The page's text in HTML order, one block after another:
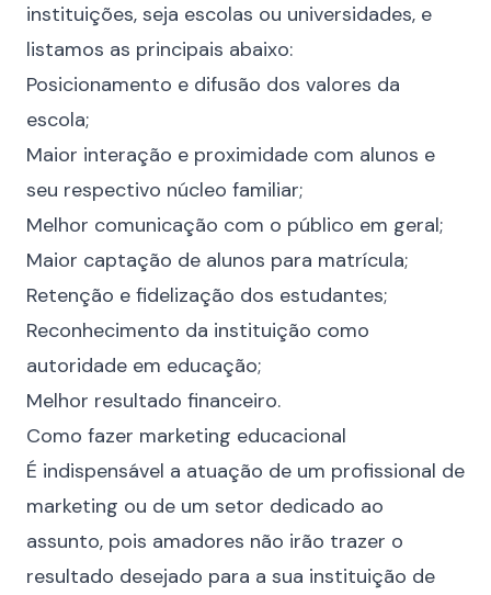
instituições, seja escolas ou universidades, e
listamos as principais abaixo:
Posicionamento e difusão dos valores da
escola;
Maior interação e proximidade com alunos e
seu respectivo núcleo familiar;
Melhor comunicação com o público em geral;
Maior captação de alunos para matrícula;
Retenção e fidelização dos estudantes;
Reconhecimento da instituição como
autoridade em educação;
Melhor resultado financeiro.
Como fazer marketing educacional
É indispensável a atuação de um profissional de
marketing ou de um setor dedicado ao
assunto, pois amadores não irão trazer o
resultado desejado para a sua instituição de